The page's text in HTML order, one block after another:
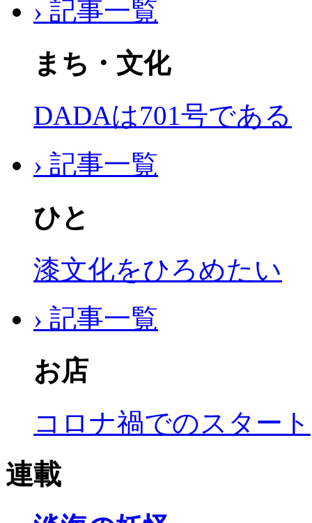
› 記事一覧
まち・文化
DADAは701号である
› 記事一覧
ひと
漆文化をひろめたい
› 記事一覧
お店
コロナ禍でのスタート
連載